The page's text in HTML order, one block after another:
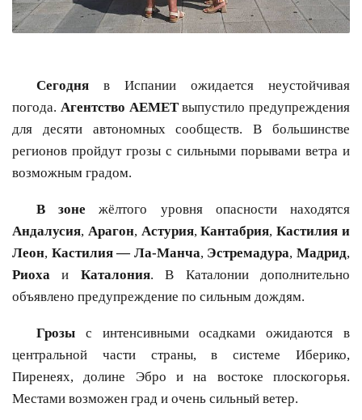
Сегодня в Испании ожидается неустойчивая
погода. Агентство AEMETвыпустило предупреждения
для десяти автономных сообществ. В большинстве
регионов пройдут грозы с сильными порывами ветра и
возможным градом.
В зоне жёлтого уровня опасности находятся
Андалусия, Арагон, Астурия,Кантабрия,Кастилия и
Леон, Кастилия — Ла-Манча, Эстремадура,Мадрид,
Риоха и Каталония. В Каталонии дополнительно
объявлено предупреждение по сильным дождям.
Грозы с интенсивными осадками ожидаются в
центральной части страны, в системе Иберико,
Пиренеях, долине Эбро и на востоке плоскогорья.
Местами возможен град и очень сильный ветер.